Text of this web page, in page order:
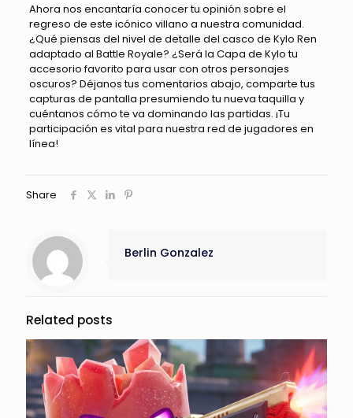
Ahora nos encantaría conocer tu opinión sobre el
regreso de este icónico villano a nuestra comunidad.
¿Qué piensas del nivel de detalle del casco de Kylo Ren
adaptado al Battle Royale? ¿Será la Capa de Kylo tu
accesorio favorito para usar con otros personajes
oscuros? Déjanos tus comentarios abajo, comparte tus
capturas de pantalla presumiendo tu nueva taquilla y
cuéntanos cómo te va dominando las partidas. ¡Tu
participación es vital para nuestra red de jugadores en
línea!
Share
Berlin Gonzalez
Related posts